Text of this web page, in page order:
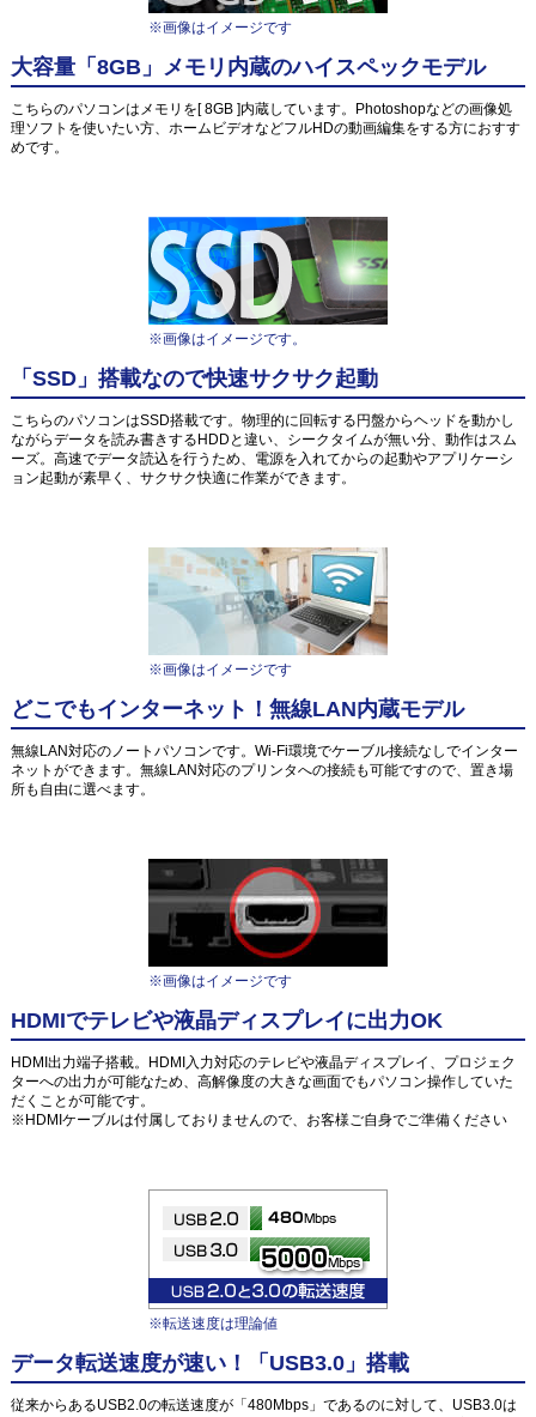
※画像はイメージです
大容量「8GB」メモリ内蔵のハイスペックモデル
こちらのパソコンはメモリを[ 8GB ]内蔵しています。Photoshopなどの画像処
理ソフトを使いたい方、ホームビデオなどフルHDの動画編集をする方におすす
めです。
※画像はイメージです。
「SSD」搭載なので快速サクサク起動
こちらのパソコンはSSD搭載です。物理的に回転する円盤からヘッドを動かし
ながらデータを読み書きするHDDと違い、シークタイムが無い分、動作はスム
ーズ。高速でデータ読込を行うため、電源を入れてからの起動やアプリケーシ
ョン起動が素早く、サクサク快適に作業ができます。
※画像はイメージです
どこでもインターネット！無線LAN内蔵モデル
無線LAN対応のノートパソコンです。Wi-Fi環境でケーブル接続なしでインター
ネットができます。無線LAN対応のプリンタへの接続も可能ですので、置き場
所も自由に選べます。
※画像はイメージです
HDMIでテレビや液晶ディスプレイに出力OK
HDMI出力端子搭載。HDMI入力対応のテレビや液晶ディスプレイ、プロジェク
ターへの出力が可能なため、高解像度の大きな画面でもパソコン操作していた
だくことが可能です。
※HDMIケーブルは付属しておりませんので、お客様ご自身でご準備ください
※転送速度は理論値
データ転送速度が速い！「USB3.0」搭載
従来からあるUSB2.0の転送速度が「480Mbps」であるのに対して、USB3.0は